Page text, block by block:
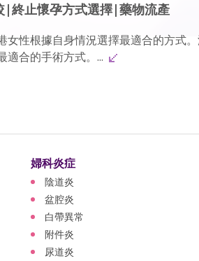
終止懷孕方式選擇|藥物流產
性根據自身情況選擇最適合的方式
適合的手術方式。...
婦科炎症
陰道炎
盆腔炎
白帶異常
附件炎
尿道炎